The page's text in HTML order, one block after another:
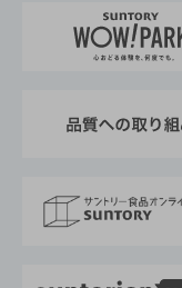
地域情報
サントリーサン
サントリーが考
企業概要
採用情報